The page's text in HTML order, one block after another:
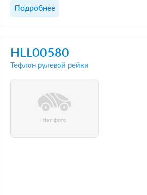
Подробнее
HLL00580
Тефлон рулевой рейки